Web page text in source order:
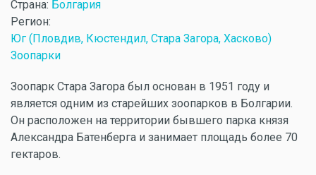
Страна: Болгария
Регион:
Юг (Пловдив, Кюстендил, Стара Загора, Хасково)
Зоопарки
Зоопарк Стара Загора был основан в 1951 году и
является одним из старейших зоопарков в Болгарии.
Он расположен на территории бывшего парка князя
Александра Батенберга и занимает площадь более 70
гектаров.